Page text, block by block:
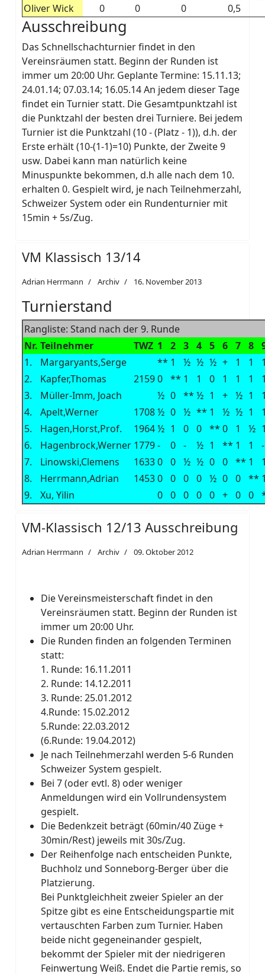
Oliver Wick
0 0 0 0,5
Ausschreibung
Das Schnellschachturnier findet in den
Vereinsräumen statt. Beginn der Runden ist
immer um 20:00 Uhr. Geplante Termine: 15.11.13;
24.01.14; 07.03.14; 16.05.14 An jedem dieser Tage
findet ein Turnier statt. Die Gesamtpunktzahl ist
die Punktzahl der besten drei Turniere. Bei jedem
Turnier ist die Punktzahl (10 - (Platz - 1)), d.h. der
Erste erhält (10-(1-1)=10) Punkte, der Zweite 9
usw. Dabei kann man natürlich keine
Minuspunkte bekommen, d.h alle nach dem 10.
erhalten 0. Gespielt wird, je nach Teilnehmerzahl,
Schweizer System oder ein Rundenturnier mit
15min + 5s/Zug.
VM Klassisch 13/14
Adrian Herrmann Archiv 16. November 2013
Turnierstand
Rangliste: Stand nach der 9. Runde
Nr. Teilnehmer TWZ 1 2 3 4 5 6 7 8
1.
Margaryants,Serge ** 1 ½ ½ ½ + 1 1
2.
Kapfer,Thomas 21590 ** 1 1 0 1 1 1
3.
Müller-Imm, Joach ½ 0 ** ½ 1 + ½ 1
4.
Apelt,Werner 1708½ 0 ½ ** 1 ½ ½ 1
5.
Hagen,Horst,Prof. 1964½ 1 0 0 ** 0 1 ½
6.
Hagenbrock,Werner 1779- 0 - ½ 1 ** 1 1
-
7.
Linowski,Clemens 16330 0 ½ ½ 0 0 ** 1
8.
Herrmann,Adrian 14530 0 0 0 ½ 0 0 **
9.
Xu, Yilin 0 0 0 0 0 + 0 0
VM-Klassisch 12/13 Ausschreibung
Adrian Herrmann Archiv 09. Oktober 2012
Die Vereinsmeisterschaft findet in den
Vereinsräumen statt. Beginn der Runden ist
immer um 20:00 Uhr.
Die Runden finden an folgenden Terminen
statt:
1. Runde: 16.11.2011
2. Runde: 14.12.2011
3. Runde: 25.01.2012
4.Runde: 15.02.2012
5.Runde: 22.03.2012
(6.Runde: 19.04.2012)
Je nach Teilnehmerzahl werden 5-6 Runden
Schweizer System gespielt.
Bei 7 (oder evtl. 8) oder weniger
Anmeldungen wird ein Vollrundensystem
gespielt.
Die Bedenkzeit beträgt (60min/40 Züge +
30min/Rest) jeweils mit 30s/Zug.
Der Reihenfolge nach entscheiden Punkte,
Buchholz und Sonneborg-Berger über die
Platzierung.
Bei Punktgleichheit zweier Spieler an der
Spitze gibt es eine Entscheidungspartie mit
vertauschten Farben zum Turnier. Haben
beide nicht gegeneinander gespielt,
bekommt der Spieler mit der niedrigeren
Feinwertung Weiß. Endet die Partie remis, so